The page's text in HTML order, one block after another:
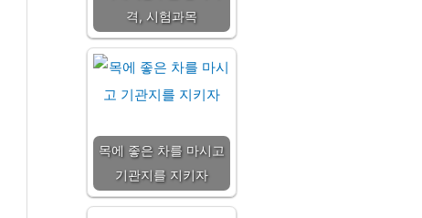
격, 시험과목
목에 좋은 차를 마시고
기관지를 지키자